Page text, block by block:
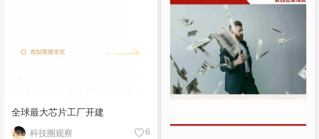
全球最大芯片工厂开建
科技圈观察 6